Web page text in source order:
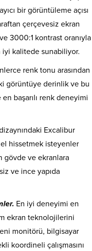
bir görüntüleme açısı
çerçevesiz ekran
3000:1 kontrast oranıyla
kalitede sunabiliyor.
renk tonu arasından
görüntüye derinlik ve bu
başarılı renk deneyimi
Excalibur
hissetmek isteyenler
gövde ve ekranlara
ve ince yapıda
En iyi deneyimi en
ekran teknolojilerini
monitörü, bilgisayar
koordineli çalışmasını